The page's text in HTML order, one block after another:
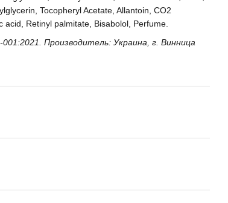
Tocopheryl Acetate, Allantoin, CO2
Retinyl palmitate, Bisabolol, Perfume.
Производитель: Украина, г. Винница